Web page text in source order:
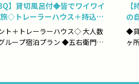
】貸切風呂付◆皆でワイワイ
◇トレーラーハウス＋持込テ
ープ宿泊プラン
ト＋トレーラーハウス◇ 大人数
ループ宿泊プラン ◆五右衛門露
の
◆
ヶ